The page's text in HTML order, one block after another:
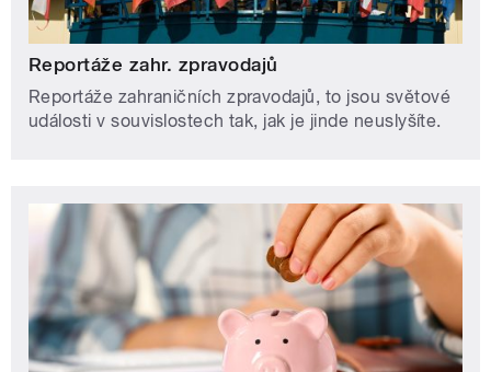
Reportáže zahr. zpravodajů
Reportáže zahraničních zpravodajů, to jsou světové
události v souvislostech tak, jak je jinde neuslyšíte.